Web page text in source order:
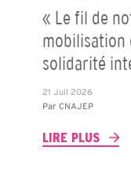
« Le fil de
mobilisation
solidarité
21 Juil 2026
Par CNAJEP
LIRE PLUS